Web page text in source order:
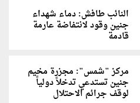
النائب طافش: دماء شهداء
جنين وقود لانتفاضة عارمة
قادمة
مركز "شمس": مجزرة مخيم
جنين تستدعي تدخلاً دولياً
لوقف جرائم الاحتلال